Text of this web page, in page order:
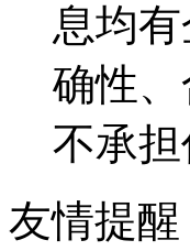
息均
确性
不承担
友情提醒